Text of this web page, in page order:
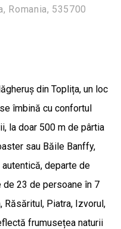
Romania, 535700
din Toplița, un loc
îmbină cu confortul
la doar 500 m de pârtia
sau Băile Banffy,
departe de
de 23 de persoane în 7
Răsăritul, Piatra, Izvorul,
frumusețea naturii